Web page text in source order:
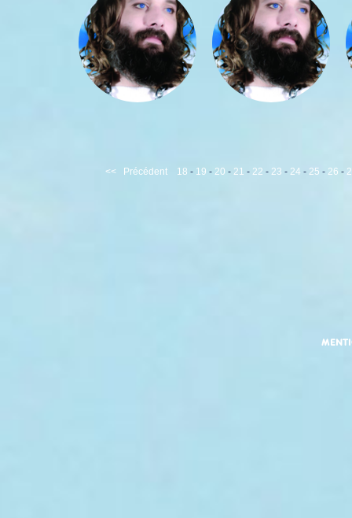
<< Précédent 18 - 19 - 20 - 21 - 22 - 23 - 24 - 25 - 26 -